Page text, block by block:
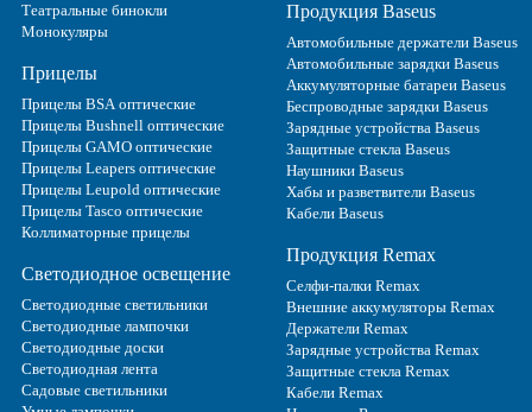
Театральные бинокли
Монокуляры
Прицелы
Прицелы BSA оптические
Прицелы Bushnell оптические
Прицелы GAMO оптические
Прицелы Leapers оптические
Прицелы Leupold оптические
Прицелы Tasco оптические
Коллиматорные прицелы
Светодиодное освещение
Светодиодные светильники
Светодиодные лампочки
Светодиодные доски
Светодиодная лента
Садовые светильники
Продукция Baseus
Автомобильные держатели Baseus
Автомобильные зарядки Baseus
Аккумуляторные батареи Baseus
Беспроводные зарядки Baseus
Зарядные устройства Baseus
Защитные стекла Baseus
Наушники Baseus
Хабы и разветвители Baseus
Кабели Baseus
Продукция Remax
Селфи-палки Remax
Внешние аккумуляторы Remax
Держатели Remax
Зарядные устройства Remax
Защитные стекла Remax
Кабели Remax